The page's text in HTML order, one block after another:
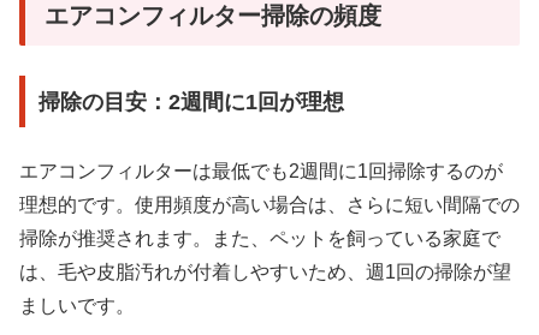
エアコンフィルター掃除の頻度
掃除の目安：2週間に1回が理想
エアコンフィルターは最低でも2週間に1回掃除するのが
理想的です。使用頻度が高い場合は、さらに短い間隔での
掃除が推奨されます。また、ペットを飼っている家庭で
は、毛や皮脂汚れが付着しやすいため、週1回の掃除が望
ましいです。